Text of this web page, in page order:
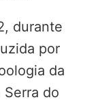
durante
por
da
Serra do